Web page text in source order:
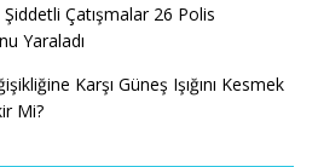
Şiddetli Çatışmalar 26 Polis
Yaraladı
Karşı Güneş Işığını Kesmek
Mi?